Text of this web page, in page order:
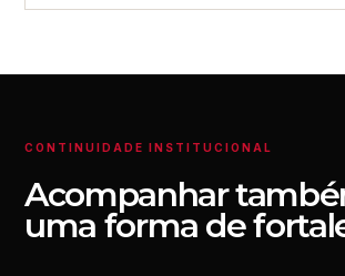
CONTINUIDADE INSTITUCIONAL
Acompanhar
uma forma de